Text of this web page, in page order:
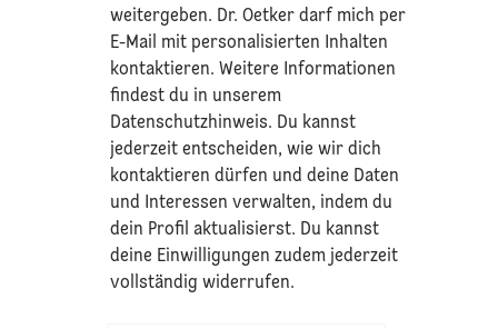
weitergeben. Dr. Oetker darf mich per
E-Mail mit personalisierten Inhalten
kontaktieren. Weitere Informationen
findest du in unserem
Datenschutzhinweis. Du kannst
jederzeit entscheiden, wie wir dich
kontaktieren dürfen und deine Daten
und Interessen verwalten, indem du
dein Profil aktualisierst. Du kannst
deine Einwilligungen zudem jederzeit
vollständig widerrufen.